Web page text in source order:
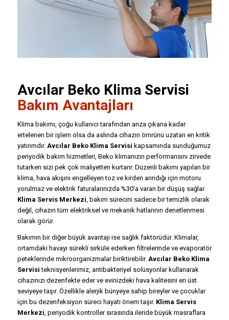
Avcılar Beko Klima Servisi
Bakım Avantajları
Klima bakımı, çoğu kullanıcı tarafından arıza çıkana kadar
ertelenen bir işlem olsa da aslında cihazın ömrünü uzatan en kritik
yatırımdır. Avcılar Beko Klima Servisi kapsamında sunduğumuz
periyodik bakım hizmetleri, Beko klimanızın performansını zirvede
tutarken sizi pek çok maliyetten kurtarır. Düzenli bakımı yapılan bir
klima, hava akışını engelleyen toz ve kirden arındığı için motoru
yorulmaz ve elektrik faturalarınızda %30’a varan bir düşüş sağlar.
Klima Servis Merkezi, bakım sürecini sadece bir temizlik olarak
değil, cihazın tüm elektriksel ve mekanik hatlarının denetlenmesi
olarak görür.
Bakımın bir diğer büyük avantajı ise sağlık faktörüdür. Klimalar,
ortamdaki havayı sürekli sirküle ederken filtrelerinde ve evaporatör
peteklerinde mikroorganizmalar biriktirebilir. Avcılar Beko Klima
Servisi teknisyenlerimiz, antibakteriyel solüsyonlar kullanarak
cihazınızı dezenfekte eder ve evinizdeki hava kalitesini en üst
seviyeye taşır. Özellikle alerjik bünyeye sahip bireyler ve çocuklar
için bu dezenfeksiyon süreci hayati önem taşır. Klima Servis
Merkezi, periyodik kontroller sırasında ileride büyük masraflara